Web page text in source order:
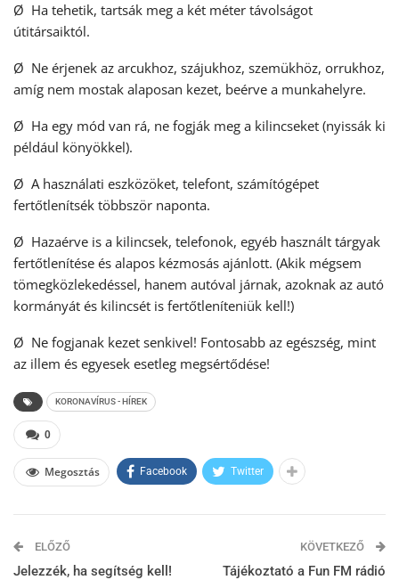
Ø Ha tehetik, tartsák meg a két méter távolságot
útitársaiktól.
Ø Ne érjenek az arcukhoz, szájukhoz, szemükhöz, orrukhoz,
amíg nem mostak alaposan kezet, beérve a munkahelyre.
Ø Ha egy mód van rá, ne fogják meg a kilincseket (nyissák ki
például könyökkel).
Ø A használati eszközöket, telefont, számítógépet
fertőtlenítsék többször naponta.
Ø Hazaérve is a kilincsek, telefonok, egyéb használt tárgyak
fertőtlenítése és alapos kézmosás ajánlott. (Akik mégsem
tömegközlekedéssel, hanem autóval járnak, azoknak az autó
kormányát és kilincsét is fertőtleníteniük kell!)
Ø Ne fogjanak kezet senkivel! Fontosabb az egészség, mint
az illem és egyesek esetleg megsértődése!
KORONAVÍRUS - HÍREK
0
Megosztás Facebook Twitter
ELŐZŐ
Jelezzék, ha segítség kell!
KÖVETKEZŐ
Tájékoztató a Fun FM rádió